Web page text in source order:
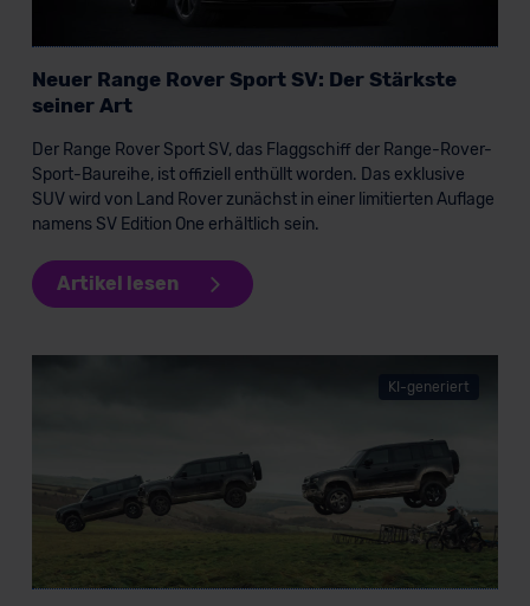
Datenschutzklauseln können Sie über den Kontakt zu
unserem Datenschutzbeauftragten unter
datenschutz@meinauto.de anfordern.
Datenschutzerklärung |Impressum
Neuer Range Rover Sport SV: Der Stärkste
seiner Art
Der Range Rover Sport SV, das Flaggschiff der Range-Rover-
Sport-Baureihe, ist offiziell enthüllt worden. Das exklusive
SUV wird von Land Rover zunächst in einer limitierten Auflage
namens SV Edition One erhältlich sein.
Artikel lesen
KI-generiert